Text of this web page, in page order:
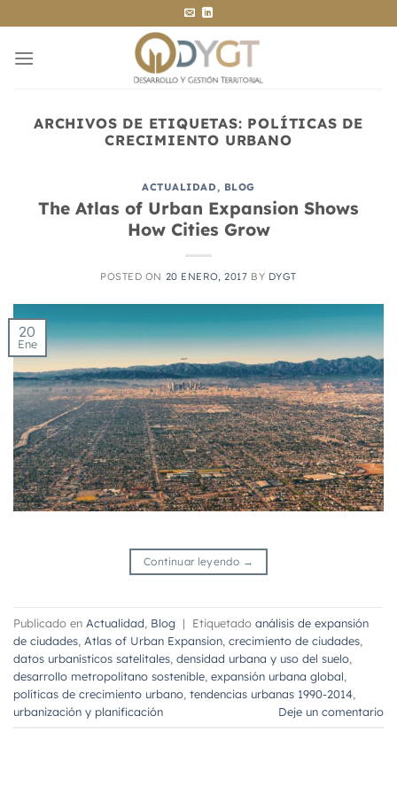
al
contenido
ARCHIVOS DE ETIQUETAS: POLÍTICAS DE
CRECIMIENTO URBANO
ACTUALIDAD, BLOG
The Atlas of Urban Expansion Shows
How Cities Grow
POSTED ON 20 ENERO, 2017 BY DYGT
20
Ene
Continuar leyendo →
Publicado en Actualidad Blog | Etiquetado análisis de expansión
de ciudades Atlas of Urban Expansion crecimiento de ciudades
datos urbanísticos satelitales densidad urbana y uso del suelo
desarrollo metropolitano sostenible expansión urbana global
políticas de crecimiento urbano tendencias urbanas 1990-2014
urbanización y planificación
Deje un comentario